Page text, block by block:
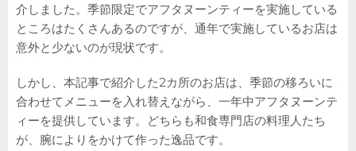
介しました。季節限定でアフタヌーンティーを実施している
ところはたくさんあるのですが、通年で実施しているお店は
意外と少ないのが現状です。
しかし、本記事で紹介した2カ所のお店は、季節の移ろいに
合わせてメニューを入れ替えながら、一年中アフタヌーンテ
ィーを提供しています。どちらも和食専門店の料理人たち
が、腕によりをかけて作った逸品です。